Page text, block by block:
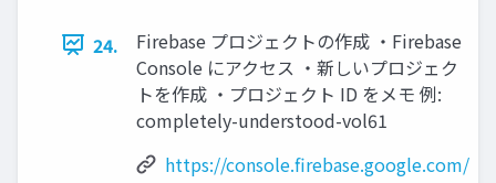
24.
Firebase プロジェクトの作成 ・Firebase
Console にアクセス ・新しいプロジェク
トを作成 ・プロジェクト ID をメモ 例:
completely-understood-vol61
https://console.firebase.google.com/